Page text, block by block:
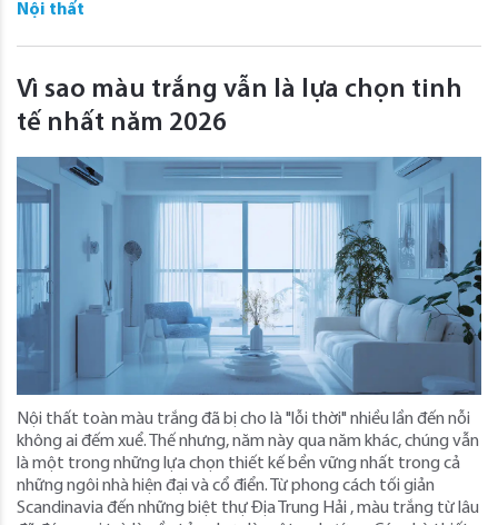
Nội thất
Vì sao màu trắng vẫn là lựa chọn tinh
tế nhất năm 2026
Nội thất toàn màu trắng đã bị cho là "lỗi thời" nhiều lần đến nỗi
không ai đếm xuể. Thế nhưng, năm này qua năm khác, chúng vẫn
là một trong những lựa chọn thiết kế bền vững nhất trong cả
những ngôi nhà hiện đại và cổ điển. Từ phong cách tối giản
Scandinavia đến những biệt thự Địa Trung Hải , màu trắng từ lâu